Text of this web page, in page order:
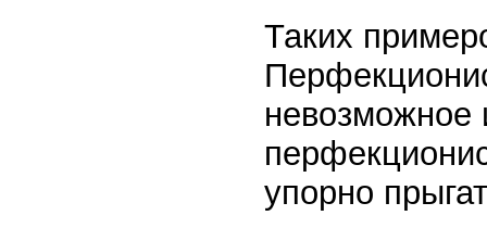
Таких
упорно